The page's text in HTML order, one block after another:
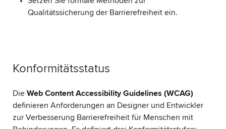
Qualitätssicherung der Barrierefreiheit ein.
Konformitätsstatus
Die Web Content Accessibility Guidelines (WCAG)
definieren Anforderungen an Designer und Entwickler
zur Verbesserung Barrierefreiheit für Menschen mit